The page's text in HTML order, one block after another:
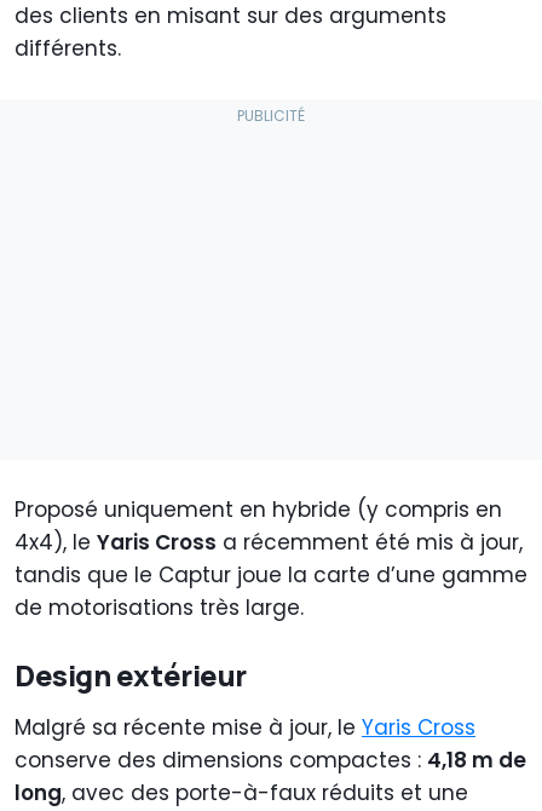
des clients en misant sur des arguments
différents.
Proposé uniquement en hybride (y compris en
4x4), le Yaris Cross a récemment été mis à jour,
tandis que le Captur joue la carte d’une gamme
de motorisations très large.
Design extérieur
Malgré sa récente mise à jour, le Yaris Cross
conserve des dimensions compactes : 4,18 m de
long, avec des porte-à-faux réduits et une